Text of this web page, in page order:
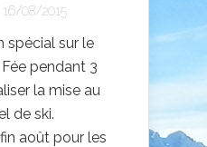
16/08/2015
spécial sur le
pendant 3
la mise au
de ski.
août pour les